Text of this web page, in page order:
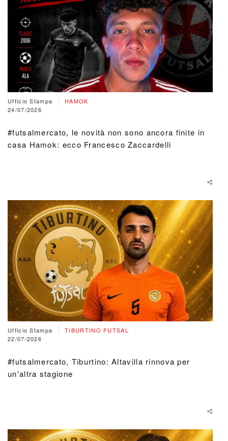
Ufficio Stampa
HAMOK
24/07/2026
#futsalmercato, le novità non sono ancora finite in
casa Hamok: ecco Francesco Zaccardelli
Ufficio Stampa
TIBURTINO FUTSAL
22/07/2026
#futsalmercato, Tiburtino: Altavilla rinnova per
un'altra stagione